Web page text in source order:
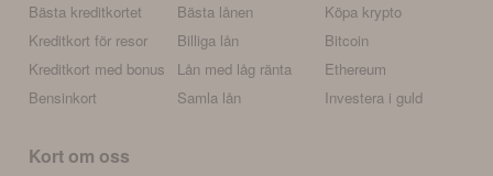
Bästa kreditkortet
Kreditkort för resor
Kreditkort med bonus
Bensinkort
Bästa lånen
Billiga lån
Lån med låg ränta
Samla lån
Köpa krypto
Bitcoin
Ethereum
Investera i guld
Kort om oss